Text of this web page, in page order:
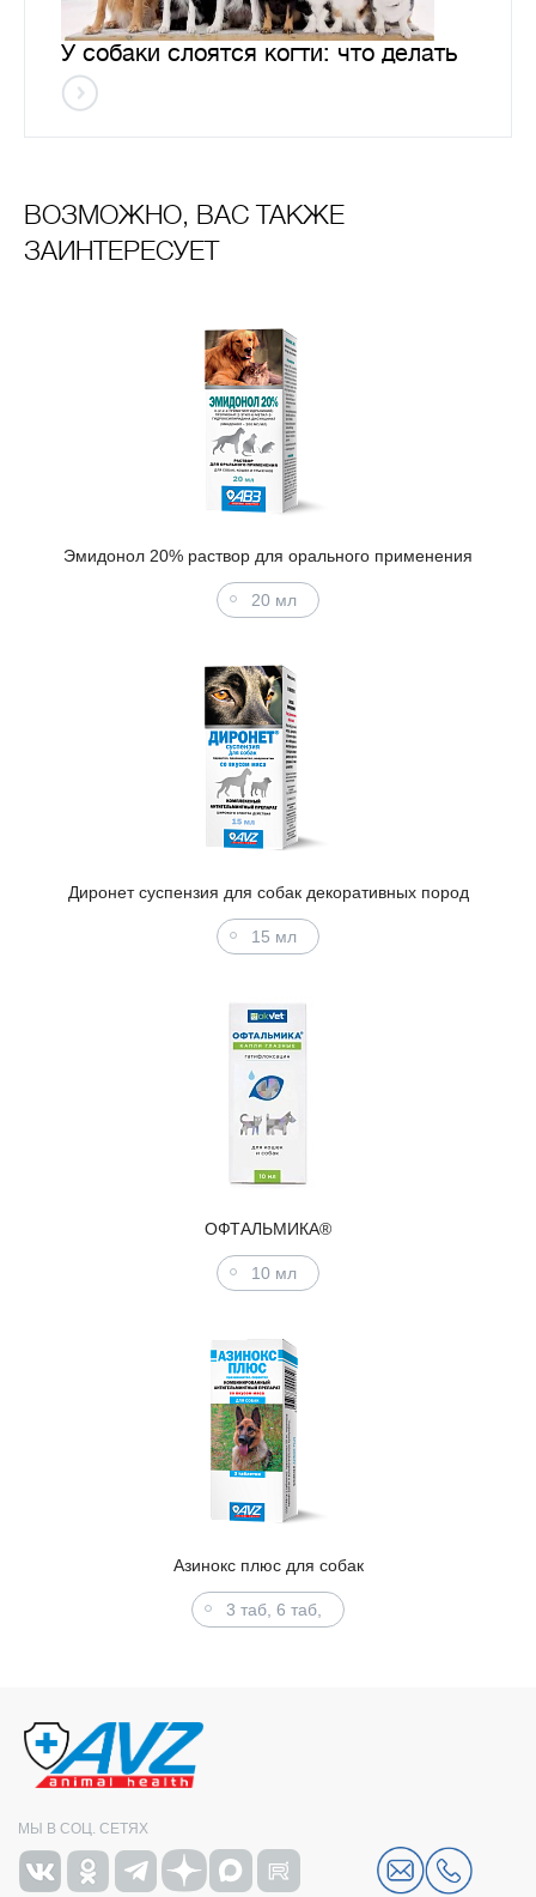
У собаки слоятся когти: что делать
ВОЗМОЖНО, ВАС ТАКЖЕ
ЗАИНТЕРЕСУЕТ
Эмидонол 20% раствор для орального применения
20 мл
Диронет суспензия для собак декоративных пород
15 мл
ОФТАЛЬМИКА®
10 мл
Азинокс плюс для собак
3 таб, 6 таб,
МЫ В СОЦ. СЕТЯХ